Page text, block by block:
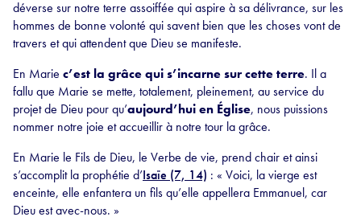
déverse sur notre terre assoiffée qui aspire à sa délivrance, sur les
hommes de bonne volonté qui savent bien que les choses vont de
travers et qui attendent que Dieu se manifeste.
En Marie c’est la grâce qui s’incarne sur cette terre. Il a
fallu que Marie se mette, totalement, pleinement, au service du
projet de Dieu pour qu’aujourd’hui en Église, nous puissions
nommer notre joie et accueillir à notre tour la grâce.
En Marie le Fils de Dieu, le Verbe de vie, prend chair et ainsi
s’accomplit la prophétie d’Isaïe (7, 14) : « Voici, la vierge est
enceinte, elle enfantera un fils qu’elle appellera Emmanuel, car
Dieu est avec-nous. »